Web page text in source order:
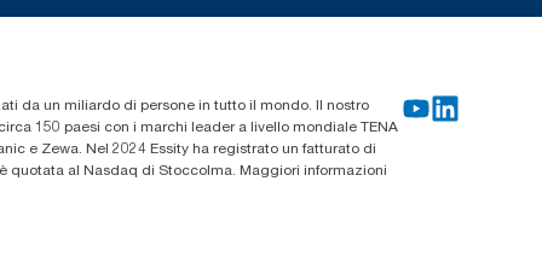
da un miliardo di persone in tutto il mondo. Il nostro
150 paesi con i marchi leader a livello mondiale TENA
e Zewa. Nel 2024 Essity ha registrato un fatturato di
quotata al Nasdaq di Stoccolma. Maggiori informazioni